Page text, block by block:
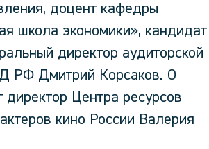
доцент кафедры
школа экономики», кандидат
директор аудиторской
РФ Дмитрий Корсаков. О
Центра ресурсов
кино России Валерия